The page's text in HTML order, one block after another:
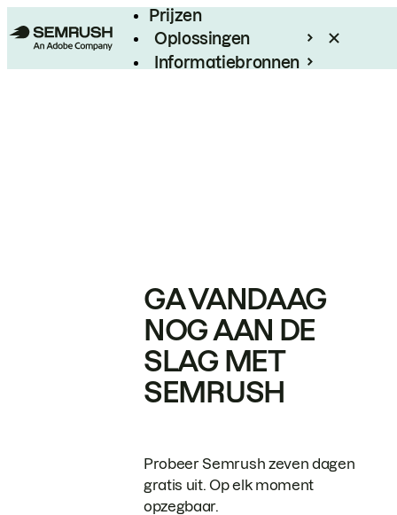
Prijzen
Oplossingen
Informatiebronnen
GA VANDAAG
NOG AAN DE
SLAG MET
SEMRUSH
Probeer Semrush zeven dagen
gratis uit. Op elk moment
opzegbaar.